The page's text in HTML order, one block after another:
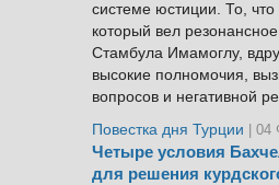
системе юстиции. То, что
который вел
Стамбула Имамоглу,
высокие полномочия,
вопросов и негативной
Повестка дня Турции
|
Четыре условия
для решения